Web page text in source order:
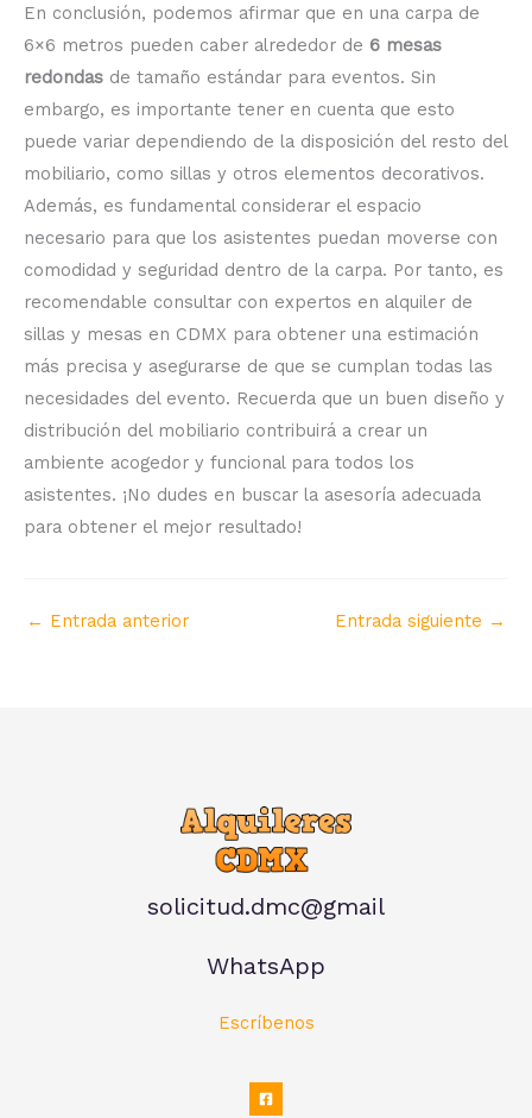
En conclusión, podemos afirmar que en una carpa de
6×6 metros pueden caber alrededor de 6 mesas
redondas de tamaño estándar para eventos. Sin
embargo, es importante tener en cuenta que esto
puede variar dependiendo de la disposición del resto del
mobiliario, como sillas y otros elementos decorativos.
Además, es fundamental considerar el espacio
necesario para que los asistentes puedan moverse con
comodidad y seguridad dentro de la carpa. Por tanto, es
recomendable consultar con expertos en alquiler de
sillas y mesas en CDMX para obtener una estimación
más precisa y asegurarse de que se cumplan todas las
necesidades del evento. Recuerda que un buen diseño y
distribución del mobiliario contribuirá a crear un
ambiente acogedor y funcional para todos los
asistentes. ¡No dudes en buscar la asesoría adecuada
para obtener el mejor resultado!
← Entrada anterior Entrada siguiente →
solicitud.dmc@gmail
WhatsApp
Escríbenos